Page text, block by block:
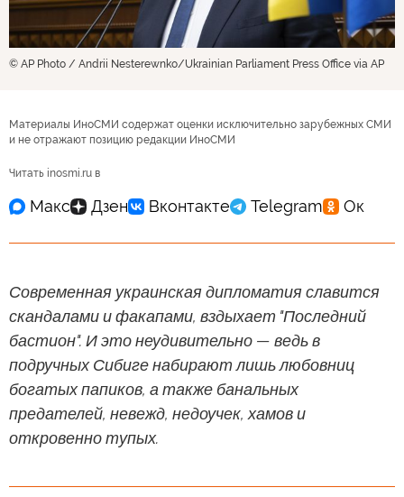
© AP Photo / Andrii Nesterewnko/Ukrainian Parliament Press Office via AP
Материалы ИноСМИ содержат оценки исключительно зарубежных СМИ
и не отражают позицию редакции ИноСМИ
Читать inosmi.ru в
Современная украинская дипломатия славится
скандалами и факапами, вздыхает "Последний
бастион". И это неудивительно — ведь в
подручных Сибиге набирают лишь любовниц
богатых папиков, а также банальных
предателей, невежд, недоучек, хамов и
откровенно тупых.